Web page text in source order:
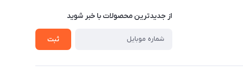
از جدید‌ترین محصولات با‌ خبر شوید
ثبت